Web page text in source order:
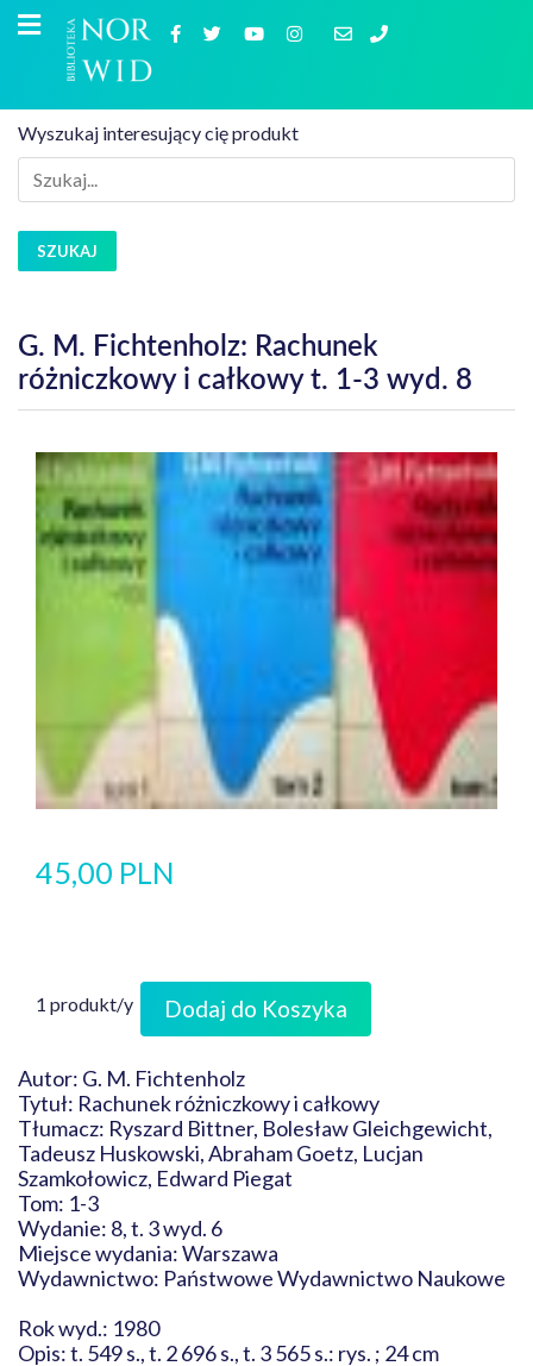
Wyszukaj interesujący cię produkt
SZUKAJ
G. M. Fichtenholz: Rachunek
różniczkowy i całkowy t. 1-3 wyd. 8
45,00 PLN
1 produkt/y Dodaj do Koszyka
Autor: G. M. Fichtenholz
Tytuł: Rachunek różniczkowy i całkowy
Tłumacz: Ryszard Bittner, Bolesław Gleichgewicht,
Tadeusz Huskowski, Abraham Goetz, Lucjan
Szamkołowicz, Edward Piegat
Tom: 1-3
Wydanie: 8, t. 3 wyd. 6
Miejsce wydania: Warszawa
Wydawnictwo: Państwowe Wydawnictwo Naukowe
Rok wyd.: 1980
Opis: t. 549 s., t. 2 696 s., t. 3 565 s.: rys. ; 24 cm